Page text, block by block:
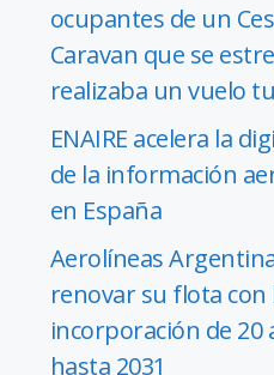
ocupantes de un
Caravan que se
realizaba un vuelo
ENAIRE acelera la
de la información
en España
Aerolíneas
renovar su flota con
incorporación de 20
hasta 2031